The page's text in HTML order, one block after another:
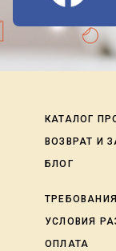
КАТАЛОГ
ВОЗВРАТ И
БЛОГ
УСЛОВИЯ
ОПЛАТА